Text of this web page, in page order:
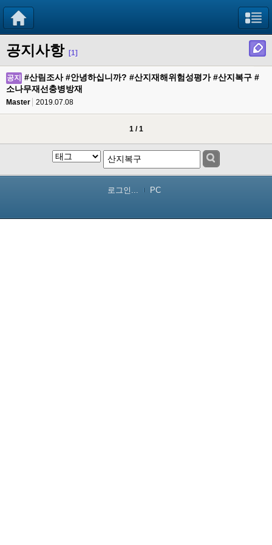
공지사항 [1]
공지
#산림조사 #안녕하십니까? #산지재해위험성평가 #산지복구 #
소나무재선충병방재
Master 2019.07.08
1 / 1
로그인... PC